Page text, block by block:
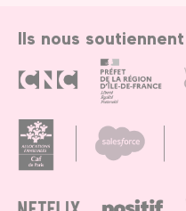
Ils nous soutiennent